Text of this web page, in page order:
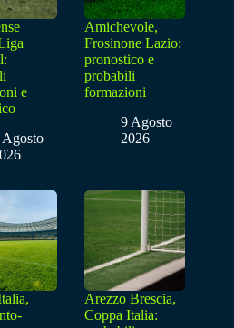
e
Agosto
Amichevole,
Frosinone Lazio:
pronostico e
probabili
formazioni
9 Agosto
2026
Arezzo Brescia,
Coppa Italia: